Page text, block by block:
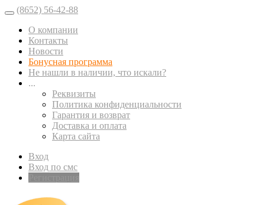
(8652) 56-42-88
О компании
Контакты
Новости
Бонусная программа
Не нашли в наличии, что искали?
...
Реквизиты
Политика конфиденциальности
Гарантия и возврат
Доставка и оплата
Карта сайта
Вход
Вход по смс